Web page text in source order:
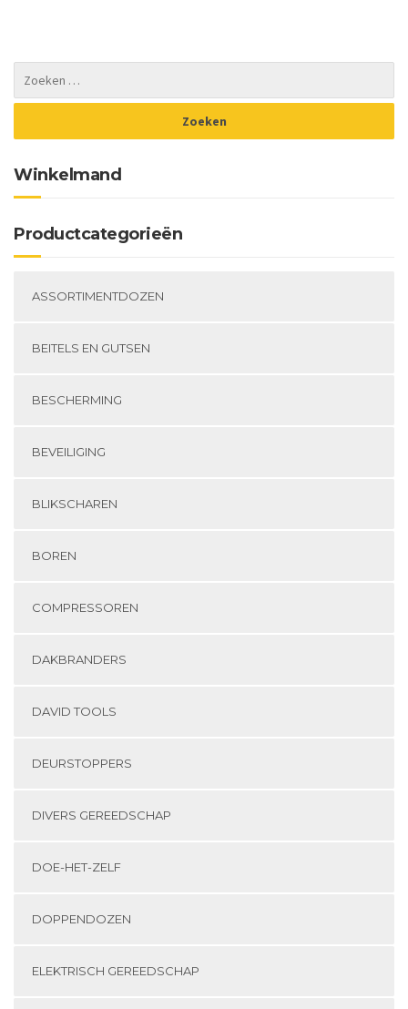
Winkelmand
Productcategorieën
ASSORTIMENTDOZEN
BEITELS EN GUTSEN
BESCHERMING
BEVEILIGING
BLIKSCHAREN
BOREN
COMPRESSOREN
DAKBRANDERS
DAVID TOOLS
DEURSTOPPERS
DIVERS GEREEDSCHAP
DOE-HET-ZELF
DOPPENDOZEN
ELEKTRISCH GEREEDSCHAP